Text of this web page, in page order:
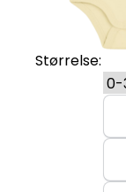
Størrelse: